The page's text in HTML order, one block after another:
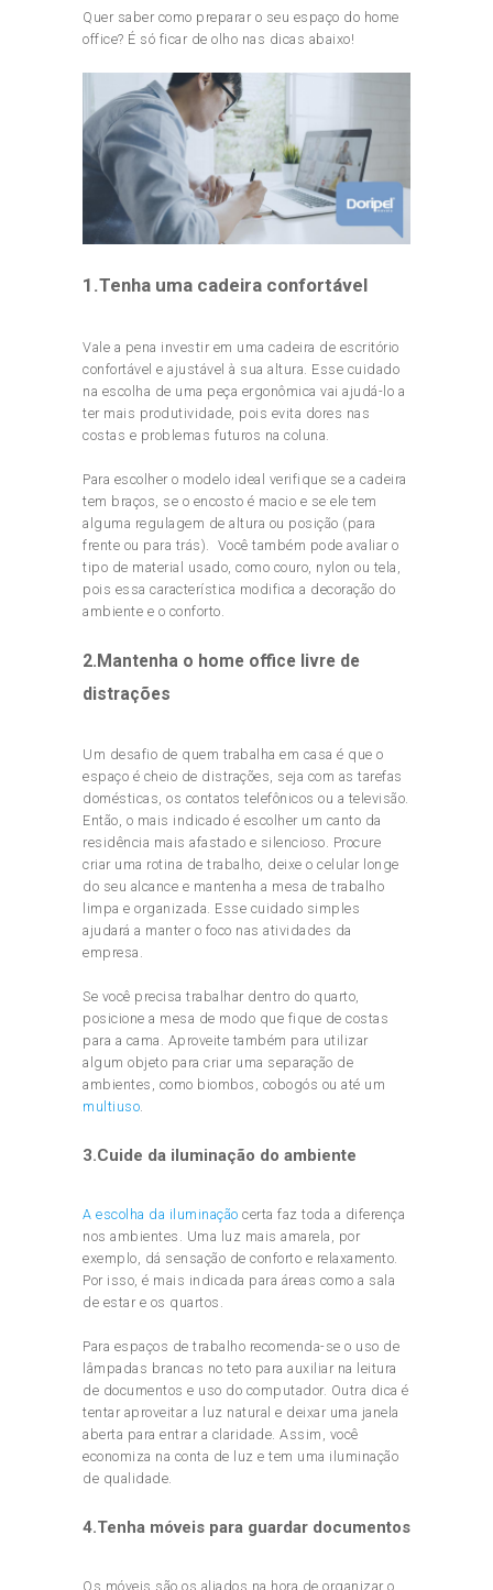
Quer saber como preparar o seu espaço do home
office? É só ficar de olho nas dicas abaixo!
1.Tenha uma cadeira confortável
Vale a pena investir em uma cadeira de escritório
confortável e ajustável à sua altura. Esse cuidado
na escolha de uma peça ergonômica vai ajudá-lo a
ter mais produtividade, pois evita dores nas
costas e problemas futuros na coluna.
Para escolher o modelo ideal verifique se a cadeira
tem braços, se o encosto é macio e se ele tem
alguma regulagem de altura ou posição (para
frente ou para trás). Você também pode avaliar o
tipo de material usado, como couro, nylon ou tela,
pois essa característica modifica a decoração do
ambiente e o conforto.
2.Mantenha o home office livre de
distrações
Um desafio de quem trabalha em casa é que o
espaço é cheio de distrações, seja com as tarefas
domésticas, os contatos telefônicos ou a televisão.
Então, o mais indicado é escolher um canto da
residência mais afastado e silencioso. Procure
criar uma rotina de trabalho, deixe o celular longe
do seu alcance e mantenha a mesa de trabalho
limpa e organizada. Esse cuidado simples
ajudará a manter o foco nas atividades da
empresa.
Se você precisa trabalhar dentro do quarto,
posicione a mesa de modo que fique de costas
para a cama. Aproveite também para utilizar
algum objeto para criar uma separação de
ambientes, como biombos, cobogós ou até um
multiuso.
3.Cuide da iluminação do ambiente
A escolha da iluminação certa faz toda a diferença
nos ambientes. Uma luz mais amarela, por
exemplo, dá sensação de conforto e relaxamento.
Por isso, é mais indicada para áreas como a sala
de estar e os quartos.
Para espaços de trabalho recomenda-se o uso de
lâmpadas brancas no teto para auxiliar na leitura
de documentos e uso do computador. Outra dica é
tentar aproveitar a luz natural e deixar uma janela
aberta para entrar a claridade. Assim, você
economiza na conta de luz e tem uma iluminação
de qualidade.
4.Tenha móveis para guardar documentos
Os móveis são os aliados na hora de organizar o